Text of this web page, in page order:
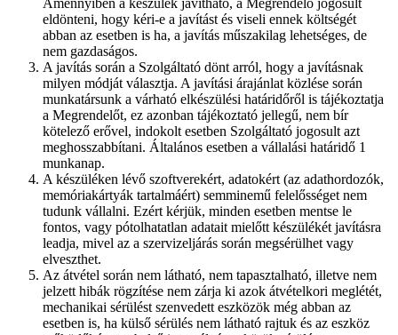
Amennyiben a készülék javítható, a Megrendelő jogosult
eldönteni, hogy kéri-e a javítást és viseli ennek költségét
abban az esetben is ha, a javítás műszakilag lehetséges, de
nem gazdaságos.
A javítás során a Szolgáltató dönt arról, hogy a javításnak
milyen módját választja. A javítási árajánlat közlése során
munkatársunk a várható elkészülési határidőről is tájékoztatja
a Megrendelőt, ez azonban tájékoztató jellegű, nem bír
kötelező erővel, indokolt esetben Szolgáltató jogosult azt
meghosszabbítani. Általános esetben a vállalási határidő 1
munkanap.
A készüléken lévő szoftverekért, adatokért (az adathordozók,
memóriakártyák tartalmáért) semminemű felelősséget nem
tudunk vállalni. Ezért kérjük, minden esetben mentse le
fontos, vagy pótolhatatlan adatait mielőtt készülékét javításra
leadja, mivel az a szervizeljárás során megsérülhet vagy
elveszthet.
Az átvétel során nem látható, nem tapasztalható, illetve nem
jelzett hibák rögzítése nem zárja ki azok átvételkori meglétét,
mechanikai sérülést szenvedett eszközök még abban az
esetben is, ha külső sérülés nem látható rajtuk és az eszköz